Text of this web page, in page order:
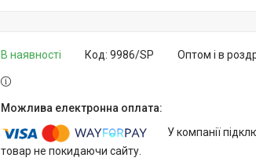
В наявності Оптом і в
Код: 9986/SP
У компанії
товар не покидаючи сайту.